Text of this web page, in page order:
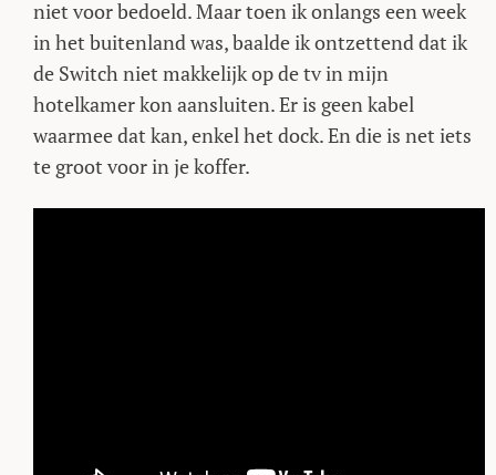
niet voor bedoeld. Maar toen ik onlangs een week
in het buitenland was, baalde ik ontzettend dat ik
de Switch niet makkelijk op de tv in mijn
hotelkamer kon aansluiten. Er is geen kabel
waarmee dat kan, enkel het dock. En die is net iets
te groot voor in je koffer.